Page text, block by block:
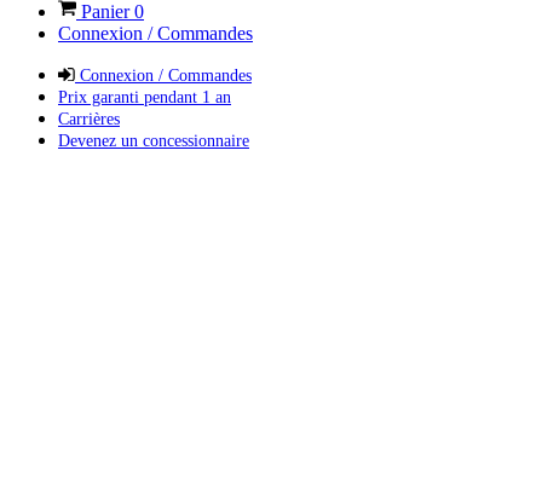
Panier0
Connexion / Commandes
Connexion / Commandes
Prix garanti pendant 1 an
Carrières
Devenez un concessionnaire